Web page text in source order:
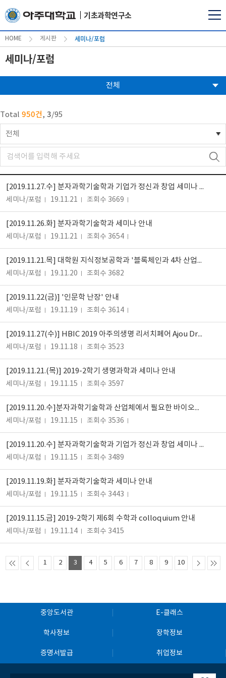
기초과학연구소
HOME 게시판 세미나/포럼
세미나/포럼
전체
Total 950건, 3/95
전체
[2019.11.27.수] 분자과학기술학과 기업가 정신과 창업 세미나 안내
세미나/포럼 19.11.21 조회수 3669
[2019.11.26.화] 분자과학기술학과 세미나 안내
세미나/포럼 19.11.21 조회수 3654
[2019.11.21.목] 대학원 지식정보공학과 '블록체인과 4차 산업혁명' 초청세미나 안내
세미나/포럼 19.11.20 조회수 3682
[2019.11.22(금)] '인문학 난장' 안내
세미나/포럼 19.11.19 조회수 3614
[2019.11.27(수)] HBIC 2019 아주의생명 리서치페어 Ajou Dreams Symposium
세미나/포럼 19.11.18 조회수 3523
[2019.11.21.(목)] 2019-2학기 생명과학과 세미나 안내
세미나/포럼 19.11.15 조회수 3597
[2019.11.20.수]분자과학기술학과 산업체에서 필요한 바이오헬스연구 세미나 안내
세미나/포럼 19.11.15 조회수 3536
[2019.11.20.수] 분자과학기술학과 기업가 정신과 창업 세미나 안내
세미나/포럼 19.11.15 조회수 3489
[2019.11.19.화] 분자과학기술학과 세미나 안내
세미나/포럼 19.11.15 조회수 3443
[2019.11.15.금] 2019-2학기 제6회 수학과 colloquium 안내
세미나/포럼 19.11.14 조회수 3415
1 2 3 4 5 6 7 8 9 10
중앙도서관 E-클래스
학사정보 장학정보
증명서발급 취업정보